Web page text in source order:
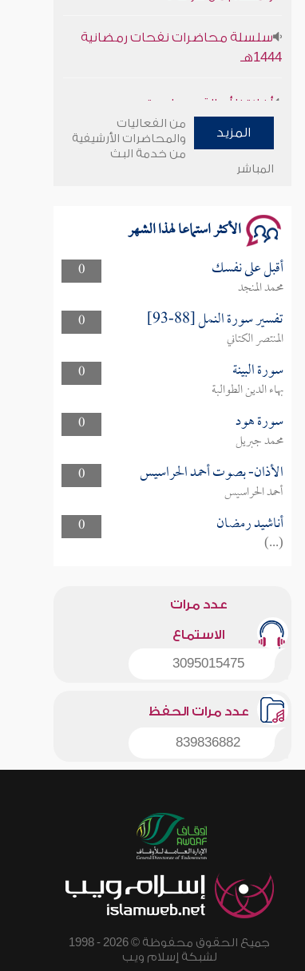
1444هـ
وأمنهم من خوف 9
سلسلة محاضرات نفحات رمضانية
المزيد
من الفعاليات
والمحاضرات الأرشيفية
من خدمة البث
المباشر
الأكثر استماعا لهذا الشهر
0 أقبل على نفسك
محمد المنجد
0
تفسير سورة النمل [88-93]
المنتصر الكتاني
0
سورة البينة
بهاء الدين الطوالبة
0
سورة هود
محمد جبريل
0
الأذان- بصوت أحمد الحراسيس
أحمد الحراسيس
0
أناشيد رمضان
(...)
عدد مرات
الاستماع
3095015475
عدد مرات الحفظ
839836882
جميع الحقوق محفوظة © 2026 - 1998
لشبكة إسلام ويب